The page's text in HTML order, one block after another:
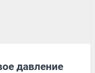
давление